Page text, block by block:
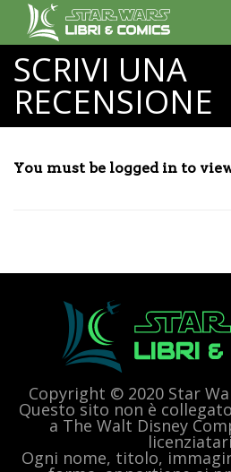
SCRIVI UNA
RECENSIONE
You must be logged in to
Copyright © 2020 Star
Questo sito non è
a The Walt Disney
Ogni nome, titolo,